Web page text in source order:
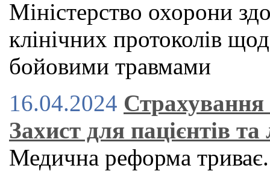
Міністерство охорони
клінічних протоколів
бойовими травмами
16.04.2024 Страхування
Захист для пацієнтів та
Медична реформа